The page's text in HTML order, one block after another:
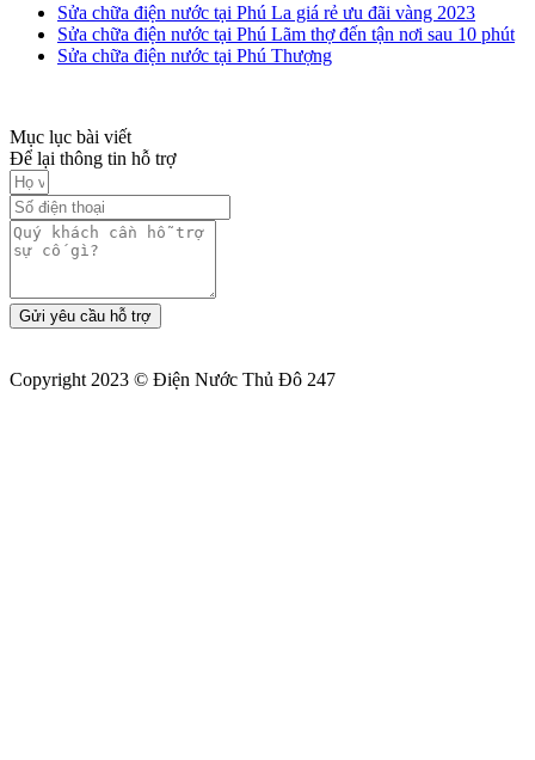
Sửa chữa điện nước tại Phú La giá rẻ ưu đãi vàng 2023
Sửa chữa điện nước tại Phú Lãm thợ đến tận nơi sau 10 phút
Sửa chữa điện nước tại Phú Thượng
Mục lục bài viết
Để lại thông tin hỗ trợ
Gửi yêu cầu hỗ trợ
Copyright 2023 © Điện Nước Thủ Đô 247